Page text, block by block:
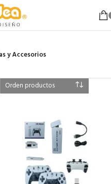
y Accesorios